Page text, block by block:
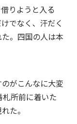
りようと入る
でなく、汗だく
。四国の人は本
がこんなに大変
所前に着いた
た。